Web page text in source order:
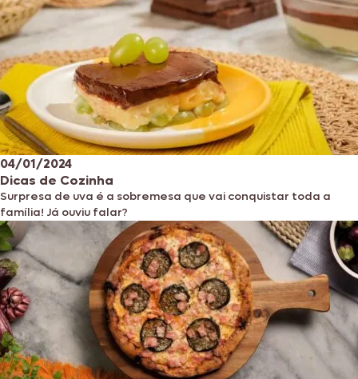
04/01/2024
Dicas de Cozinha
Surpresa de uva é a sobremesa que vai conquistar toda a
família! Já ouviu falar?